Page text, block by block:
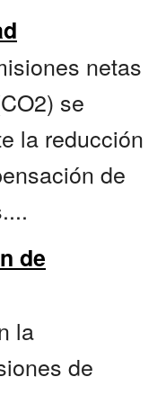
netas
se
la reducción
de
de
la
de